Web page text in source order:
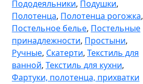
Пододеяльники, Подушки,
Полотенца, Полотенца рогожка,
Постельное белье, Постельные
принадлежности, Простыни,
Ручные, Скатерти, Текстиль для
ванной, Текстиль для кухни,
Фартуки, полотенца, прихватки